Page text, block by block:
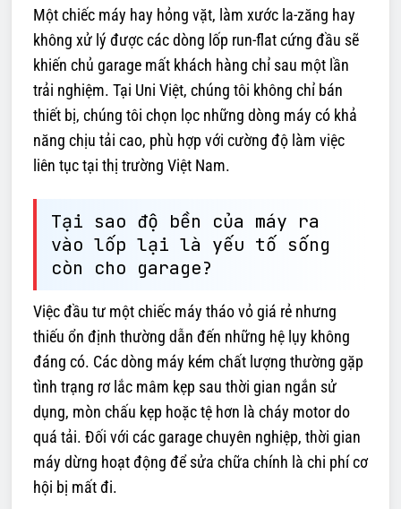
Một chiếc máy hay hỏng vặt, làm xước la-zăng hay
không xử lý được các dòng lốp run-flat cứng đầu sẽ
khiến chủ garage mất khách hàng chỉ sau một lần
trải nghiệm. Tại Uni Việt, chúng tôi không chỉ bán
thiết bị, chúng tôi chọn lọc những dòng máy có khả
năng chịu tải cao, phù hợp với cường độ làm việc
liên tục tại thị trường Việt Nam.
Tại sao độ bền của máy ra
vào lốp lại là yếu tố sống
còn cho garage?
Việc đầu tư một chiếc máy tháo vỏ giá rẻ nhưng
thiếu ổn định thường dẫn đến những hệ lụy không
đáng có. Các dòng máy kém chất lượng thường gặp
tình trạng rơ lắc mâm kẹp sau thời gian ngắn sử
dụng, mòn chấu kẹp hoặc tệ hơn là cháy motor do
quá tải. Đối với các garage chuyên nghiệp, thời gian
máy dừng hoạt động để sửa chữa chính là chi phí cơ
hội bị mất đi.